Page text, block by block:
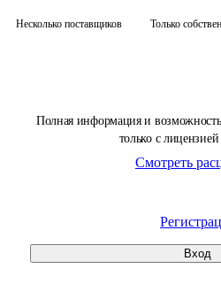
Полная информация и
только с
Смотреть
Вход
Несколько поставщиков Только